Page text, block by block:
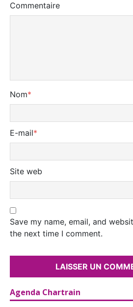
Commentaire
Nom*
E-mail*
Site web
Save my name, email, and
the next time I comment.
Agenda Chartrain